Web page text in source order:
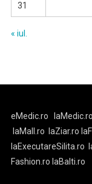
31
« iul.
eMedic.ro laMedic.ro
laMall.ro
laZiar.ro
laExecutareSilita.ro
Fashion.ro laBalti.ro